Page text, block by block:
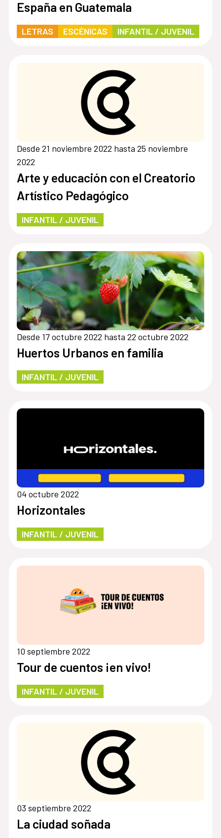
España en Guatemala
LETRAS ESCÉNICAS INFANTIL / JUVENIL
Desde 21 noviembre 2022 hasta 25 noviembre
2022
Arte y educación con el Creatorio
Artístico Pedagógico
INFANTIL / JUVENIL
Desde 17 octubre 2022 hasta 22 octubre 2022
Huertos Urbanos en familia
INFANTIL / JUVENIL
04 octubre 2022
Horizontales
INFANTIL / JUVENIL
10 septiembre 2022
Tour de cuentos ¡en vivo!
INFANTIL / JUVENIL
03 septiembre 2022
La ciudad soñada